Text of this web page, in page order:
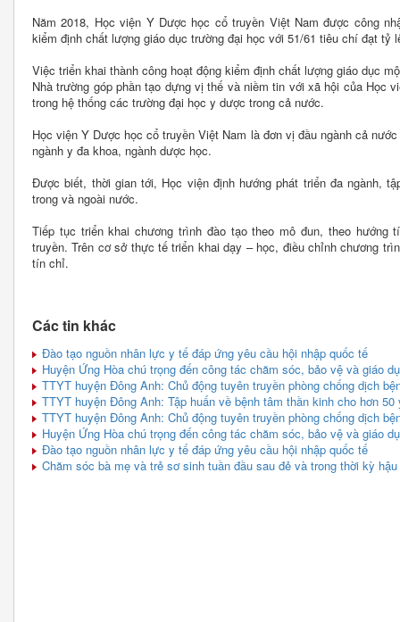
Năm 2018, Học viện Y Dược học cổ truyền Việt Nam được công
kiểm định chất lượng giáo dục trường đại học với 51/61 tiêu chí đạt tỷ
Việc triển khai thành công hoạt động kiểm định chất lượng giáo dục
Nhà trường góp phần tạo dựng vị thế và niềm tin với xã hội của Học
trong hệ thống các trường đại học y dược trong cả nước.
Học viện Y Dược học cổ truyền Việt Nam là đơn vị đầu ngành cả
ngành y đa khoa, ngành dược học.
Được biết, thời gian tới, Học viện định hướng phát triển đa ngành,
trong và ngoài nước.
Tiếp tục triển khai chương trình đào tạo theo mô đun, theo
truyền. Trên cơ sở thực tế triển khai dạy – học, điều chỉnh chương
tín chỉ.
Các tin khác
Đào tạo nguồn nhân lực y tế đáp ứng yêu cầu hội nhập quốc tế
Huyện Ứng Hòa chú trọng đến công tác chăm sóc, bảo vệ và giáo
TTYT huyện Đông Anh: Chủ động tuyên truyền phòng chống dịch
TTYT huyện Đông Anh: Tập huấn về bệnh tâm thần kinh cho hơn
TTYT huyện Đông Anh: Chủ động tuyên truyền phòng chống dịch
Huyện Ứng Hòa chú trọng đến công tác chăm sóc, bảo vệ và giáo
Đào tạo nguồn nhân lực y tế đáp ứng yêu cầu hội nhập quốc tế
Chăm sóc bà mẹ và trẻ sơ sinh tuần đầu sau đẻ và trong thời kỳ